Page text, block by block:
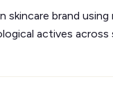
skincare brand
actives